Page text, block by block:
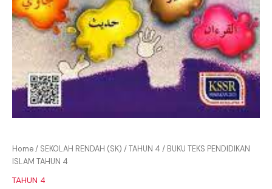
Home/ SEKOLAH RENDAH (SK) /TAHUN 4 / BUKU TEKS PENDIDIKAN
ISLAM TAHUN 4
TAHUN 4